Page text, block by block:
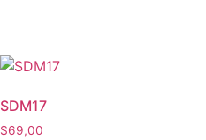
SDM17
$69,00